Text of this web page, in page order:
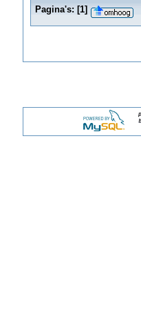
Pagina's: [1]